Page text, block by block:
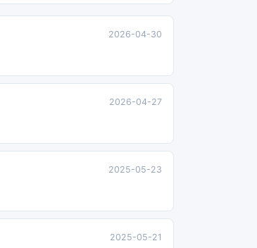
2026-04-30
2026-04-27
2025-05-23
2025-05-21